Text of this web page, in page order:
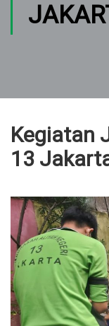
Kegiatan
13